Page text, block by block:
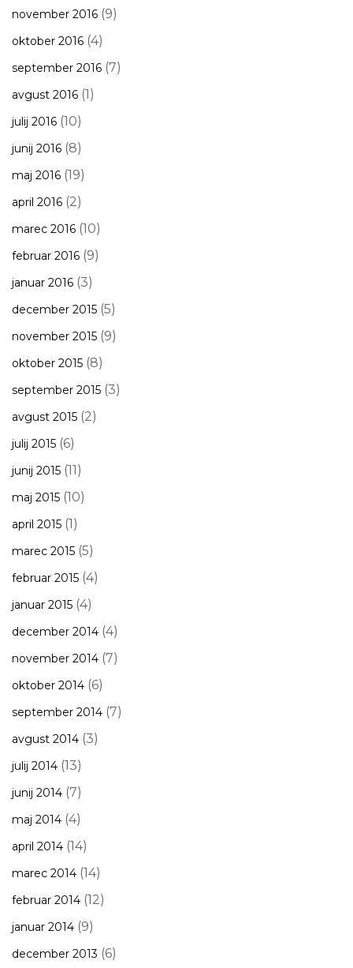
november 2016 (9)
oktober 2016 (4)
september 2016 (7)
avgust 2016 (1)
julij 2016 (10)
junij 2016 (8)
maj 2016 (19)
april 2016 (2)
marec 2016 (10)
februar 2016 (9)
januar 2016 (3)
december 2015 (5)
november 2015 (9)
oktober 2015 (8)
september 2015 (3)
avgust 2015 (2)
julij 2015 (6)
junij 2015 (11)
maj 2015 (10)
april 2015 (1)
marec 2015 (5)
februar 2015 (4)
januar 2015 (4)
december 2014 (4)
november 2014 (7)
oktober 2014 (6)
september 2014 (7)
avgust 2014 (3)
julij 2014 (13)
junij 2014 (7)
maj 2014 (4)
april 2014 (14)
marec 2014 (14)
februar 2014 (12)
januar 2014 (9)
december 2013 (6)